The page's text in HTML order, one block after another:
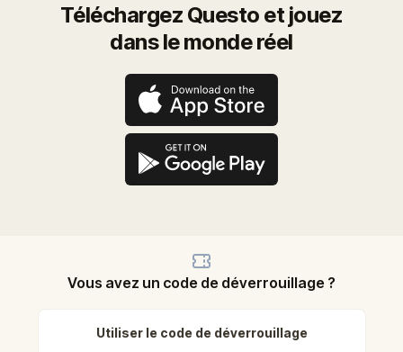
Téléchargez Questo et jouez
dans le monde réel
Vous avez un code de déverrouillage ?
Utiliser le code de déverrouillage